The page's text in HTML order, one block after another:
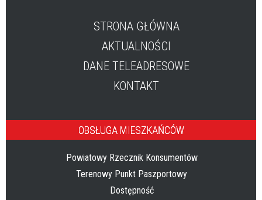
STRONA GŁÓWNA
AKTUALNOŚCI
DANE TELEADRESOWE
KONTAKT
OBSŁUGA MIESZKAŃCÓW
Powiatowy Rzecznik Konsumentów
Terenowy Punkt Paszportowy
Dostępność